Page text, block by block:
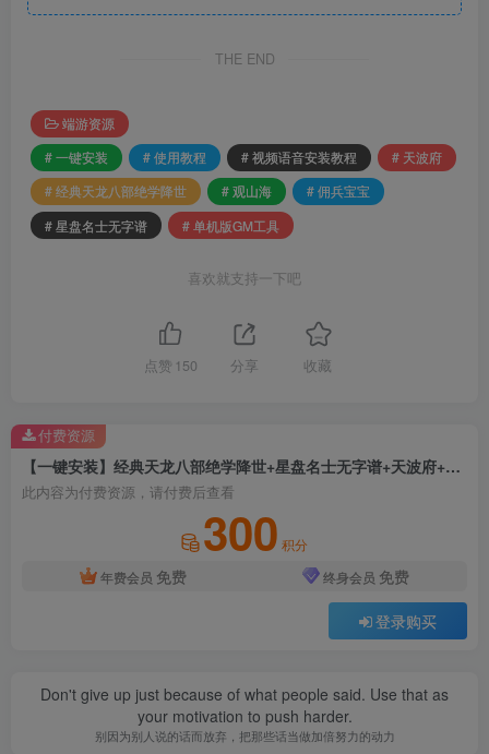
THE END
端游资源
# 一键安装
# 使用教程 # 视频语音安装教程
# 天波府
# 经典天龙八部绝学降世
# 观山海
# 佣兵宝宝
# 星盘名士无字谱
# 单机版GM工具
喜欢就支持一下吧
点赞 150 分享 收藏
【一键安装】经典天龙八部绝学降世+星盘名士无字谱+天波府+观山海+佣兵宝宝+单机版GM工具+使用教程+视频语音安装教程
此内容为付费资源，请付费后查看
300 积分
年费会员 免费 终身会员 免费
登录购买
付费资源
Don't give up just because of what people said. Use that as
your motivation to push harder.
别因为别人说的话而放弃，把那些话当做加倍努力的动力